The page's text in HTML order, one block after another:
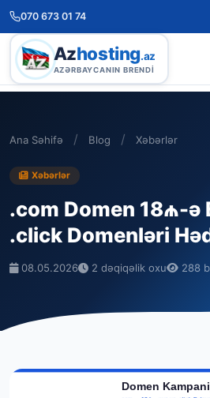
070 673 01 74
Azhosting.az
AZƏRBAYCANIN BRENDI
Ana Səhifə / Blog / Xəbərlər
Xəbərlər
.com Domen 18₼-ə
.click Domenləri
08.05.2026 2 dəqiqəlik oxu 288